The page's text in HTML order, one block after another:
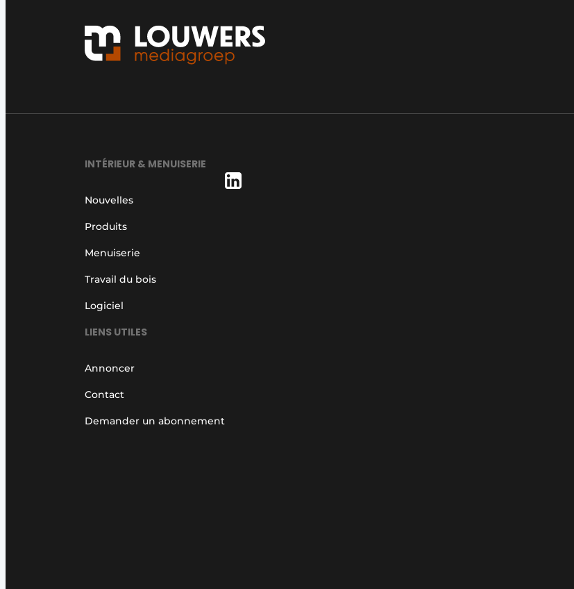
INTÉRIEUR & MENUISERIE
Nouvelles
Produits
Menuiserie
Travail du bois
Logiciel
LIENS UTILES
Annoncer
Contact
Demander un abonnement